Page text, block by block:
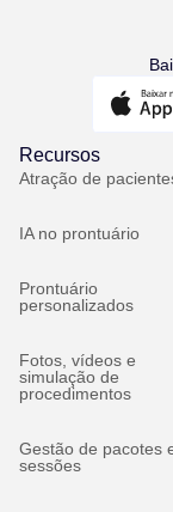
Recursos
Atração de
IA no prontuário
Prontuário
personalizados
Fotos, vídeos e
simulação de
procedimentos
Gestão de pacotes
sessões